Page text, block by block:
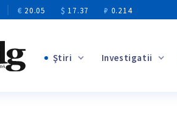
€ 20.05 $ 17.37 ₽ 0.214
Ştiri Investigatii